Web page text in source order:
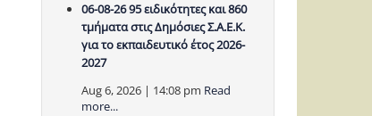
06-08-26 95 ειδικότητες και 860
τμήματα στις Δημόσιες Σ.Α.Ε.Κ.
για το εκπαιδευτικό έτος 2026-
2027
Aug 6, 2026 | 14:08 pm Read
more...